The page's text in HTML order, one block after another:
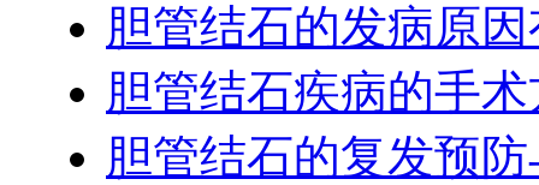
胆管结石的发病原
胆管结石疾病的手
胆管结石的复发预